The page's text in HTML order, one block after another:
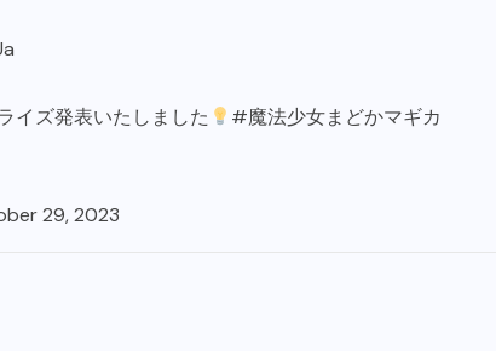
イズ発表いたしました
#魔法少女まどかマギカ
29, 2023